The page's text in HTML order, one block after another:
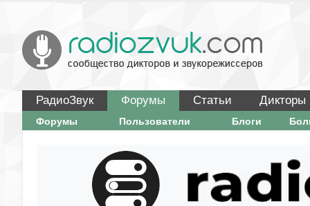
РадиоЗвук Форумы Статьи Дикторы
Форумы Пользователи Блоги